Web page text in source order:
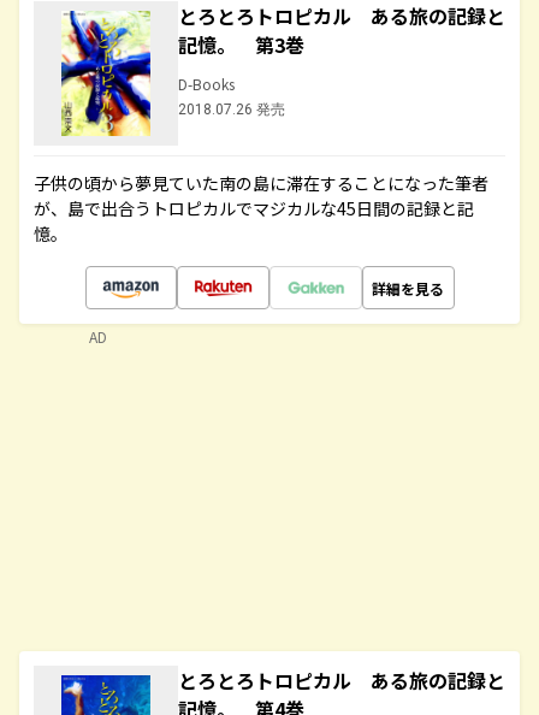
とろとろトロピカル ある旅の記録と
記憶。 第3巻
D-Books
2018.07.26 発売
子供の頃から夢見ていた南の島に滞在することになった筆者
が、島で出合うトロピカルでマジカルな45日間の記録と記
憶。
詳細を見る
とろとろトロピカル ある旅の記録と
記憶。 第4巻
AD